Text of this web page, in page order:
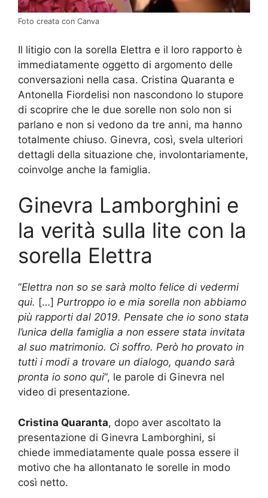
Foto creata con Canva
Il litigio con la sorella Elettra e il loro rapporto è
immediatamente oggetto di argomento delle
conversazioni nella casa. Cristina Quaranta e
Antonella Fiordelisi non nascondono lo stupore
di scoprire che le due sorelle non solo non si
parlano e non si vedono da tre anni, ma hanno
totalmente chiuso. Ginevra, così, svela ulteriori
dettagli della situazione che, involontariamente,
coinvolge anche la famiglia.
Ginevra Lamborghini e
la verità sulla lite con la
sorella Elettra
“Elettra non so se sarà molto felice di vedermi
qui. […] Purtroppo io e mia sorella non abbiamo
più rapporti dal 2019. Pensate che io sono stata
l’unica della famiglia a non essere stata invitata
al suo matrimonio. Ci soffro. Però ho provato in
tutti i modi a trovare un dialogo, quando sarà
pronta io sono qui“, le parole di Ginevra nel
video di presentazione.
Cristina Quaranta, dopo aver ascoltato la
presentazione di Ginevra Lamborghini, si
chiede immediatamente quale possa essere il
motivo che ha allontanato le sorelle in modo
così netto.